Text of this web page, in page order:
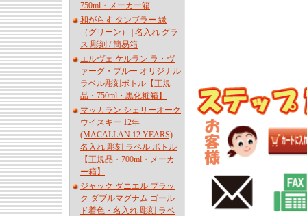
750ml・メーカー箱
和がらす タンブラー 緑
（グリーン） | 名入れ グラ
ス 彫刻 / 簡易箱
エルヴェ ケルラン ラ・ヴ
ァーグ・ブルー オリジナル
ラベル彫刻ボトル【正規
品・750ml・黒化粧箱】
マッカラン シェリーオーク
ウイスキー 12年
(MACALLAN 12 YEARS)
名入れ 彫刻 ラベル ボトル
【正規品・700ml・メーカ
ー箱】
ジャック ダニエル ブラッ
ク ダブルマグナム ゴール
ド着色・名入れ 彫刻 ラベ